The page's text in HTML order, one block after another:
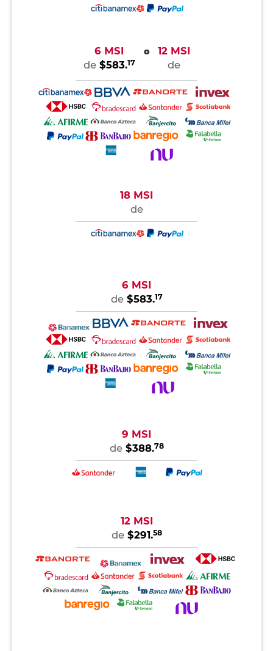
6 MSI
de $583.17
o
12 MSI
de
18 MSI
de
6 MSI
de $583.17
9 MSI
de $388.78
12 MSI
de $291.58